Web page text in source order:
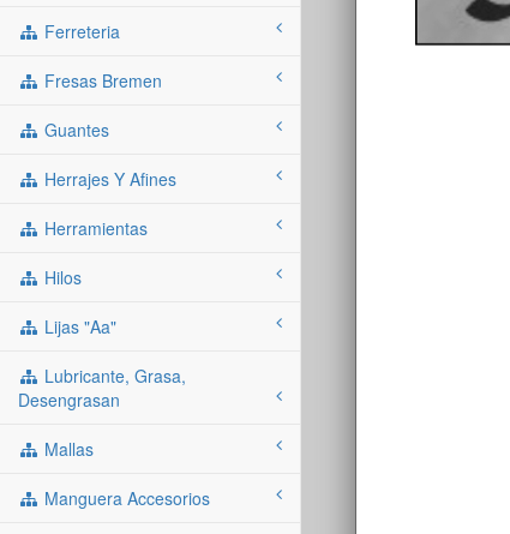
Ferreteria
Fresas Bremen
Guantes
Herrajes Y Afines
Herramientas
Hilos
Lijas "aa"
Lubricante, Grasa,
Desengrasan
Mallas
Manguera Accesorios